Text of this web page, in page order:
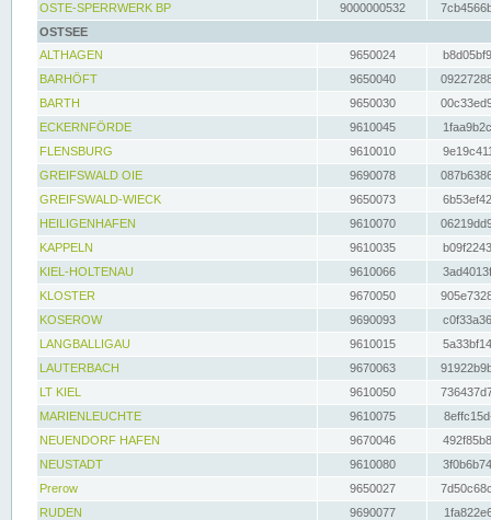
OSTE-SPERRWERK BP
9000000532
OSTSEE
ALTHAGEN
9650024
BARHÖFT
9650040
BARTH
9650030
ECKERNFÖRDE
9610045
FLENSBURG
9610010
GREIFSWALD OIE
9690078
GREIFSWALD-WIECK
9650073
HEILIGENHAFEN
9610070
KAPPELN
9610035
KIEL-HOLTENAU
9610066
KLOSTER
9670050
KOSEROW
9690093
LANGBALLIGAU
9610015
LAUTERBACH
9670063
LT KIEL
9610050
MARIENLEUCHTE
9610075
NEUENDORF HAFEN
9670046
NEUSTADT
9610080
Prerow
9650027
RUDEN
9690077